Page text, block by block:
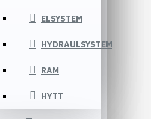
ELSYSTEM
HYDRAULSYSTEM
RAM
HYTT